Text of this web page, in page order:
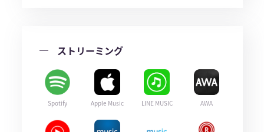
ストリーミング
Spotify Apple Music LINE MUSIC AWA